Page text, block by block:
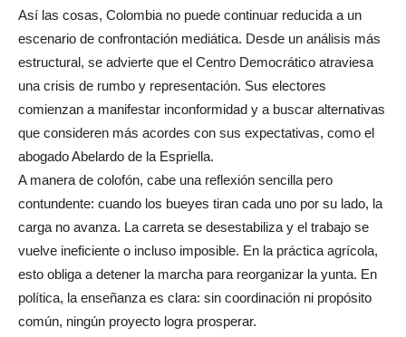
Así las cosas, Colombia no puede continuar reducida a un
escenario de confrontación mediática. Desde un análisis más
estructural, se advierte que el Centro Democrático atraviesa
una crisis de rumbo y representación. Sus electores
comienzan a manifestar inconformidad y a buscar alternativas
que consideren más acordes con sus expectativas, como el
abogado Abelardo de la Espriella.
A manera de colofón, cabe una reflexión sencilla pero
contundente: cuando los bueyes tiran cada uno por su lado, la
carga no avanza. La carreta se desestabiliza y el trabajo se
vuelve ineficiente o incluso imposible. En la práctica agrícola,
esto obliga a detener la marcha para reorganizar la yunta. En
política, la enseñanza es clara: sin coordinación ni propósito
común, ningún proyecto logra prosperar.